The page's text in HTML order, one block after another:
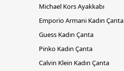
Michael Kors Ayakkabı
Emporio Armani Kadın Çanta
Guess Kadın Çanta
Pinko Kadın Çanta
Calvin Klein Kadın Çanta